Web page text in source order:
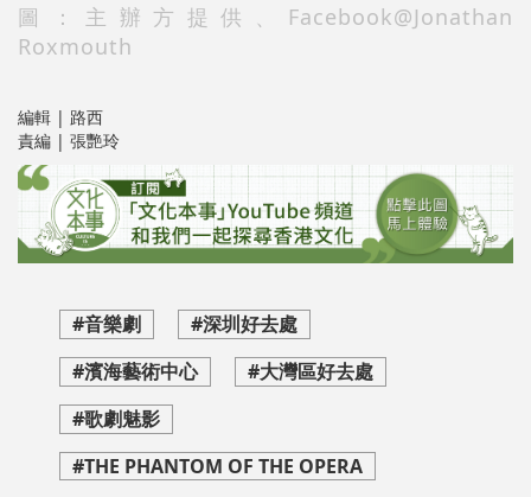
圖：主辦方提供、Facebook@Jonathan
Roxmouth
編輯 | 路西
責編 | 張艷玲
#音樂劇
#深圳好去處
#濱海藝術中心
#大灣區好去處
#歌劇魅影
#THE PHANTOM OF THE OPERA